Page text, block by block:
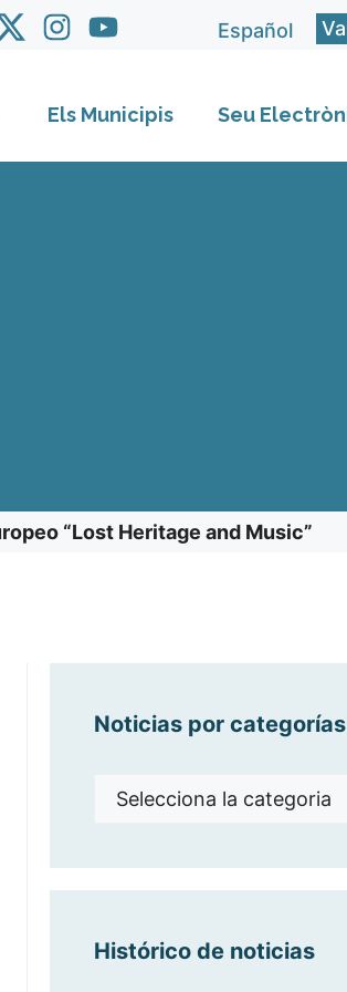
Español
Els Municipis Seu
“Lost Heritage and Music”
Noticias por categorías
Noticias
Histórico de noticias